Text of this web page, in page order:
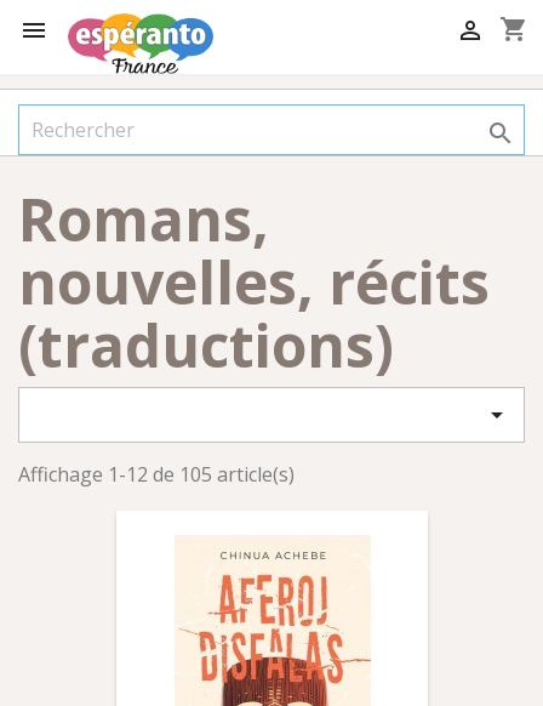
 shopping_cart


Romans,
nouvelles, récits
(traductions)

Affichage 1-12 de 105 article(s)